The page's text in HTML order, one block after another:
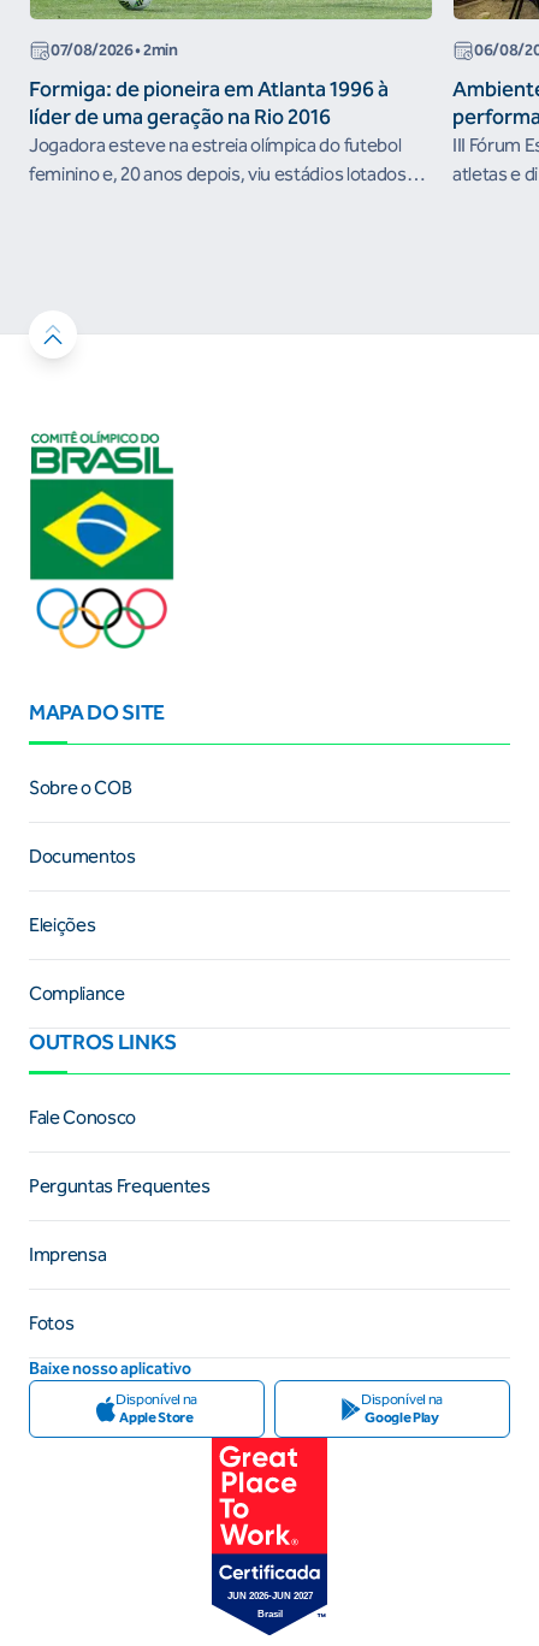
07/08/2026• 2min
Formiga: de pioneira em Atlanta 1996 à
líder de uma geração na Rio 2016
Jogadora esteve na estreia olímpica do futebol
feminino e, 20 anos depois, viu estádios lotados
06/08/
III Fórum
atletas e
MAPA DO SITE
Sobre o COB
Documentos
Eleições
Compliance
OUTROS LINKS
Fale Conosco
Perguntas Frequentes
Imprensa
Fotos
Baixe nosso aplicativo
Disponível na
Apple Store
Disponível na
Google Play